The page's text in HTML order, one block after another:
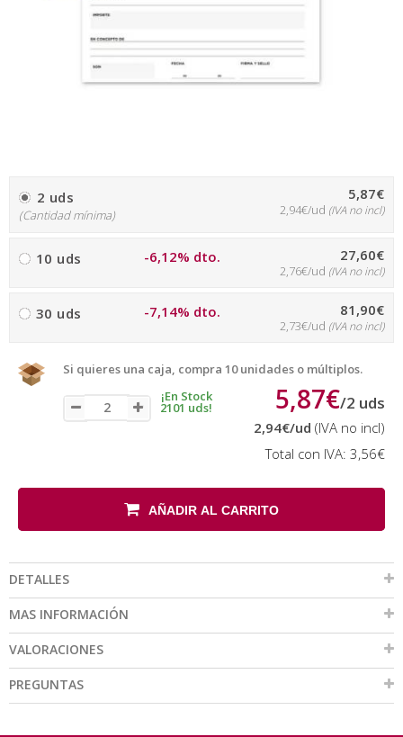
2 uds
(Cantidad mínima)
5,87€
2,94€/ud (IVA no incl)
10 uds -6,12% dto. 27,60€
2,76€/ud (IVA no incl)
30 uds -7,14% dto. 81,90€
2,73€/ud (IVA no incl)
Si quieres una caja, compra 10 unidades o múltiplos.
¡En Stock
2101 uds! 5,87€/2 uds
2,94€/ud (IVA no incl)
Total con IVA: 3,56€
AÑADIR AL CARRITO
DETALLES
MAS INFORMACIÓN
VALORACIONES
PREGUNTAS